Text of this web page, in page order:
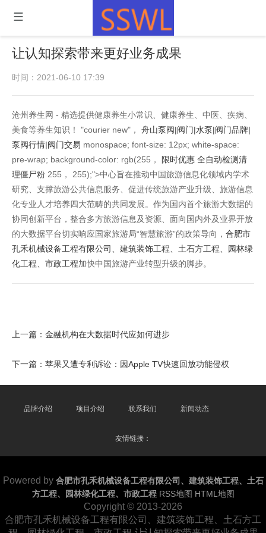
让认知探索带来更好业务成果
时间：2021-06-10 17:39
沧州养生网 - 精选提供健康养生小常识、健康养生、中医、疾病、
美食等养生知识！ "courier new"， 舟山泵阀|阀门|水泵|阀门品牌|
泵阀行情|阀门交易 monospace; font-size: 12px; white-space:
pre-wrap; background-color: rgb(255，
限时优惠 全自动检测清
理僵尸粉 255， 255);">中心旨在推动中国旅游信息化领域内学术
研究、支撑旅游公共信息服务、促进传统旅游产业升级、旅游信息
化专业人才培养四大范畴的共同发展。作为国内首个旅游大数据的
协同创新平台，整合多方旅游信息及资源、面向国内外及业界开放
的大数据平台切实响应国家旅游局“智慧旅游”的政策导向， 合肥市
孔禾机械设备工程有限公司、建筑装饰工程、土石方工程、园林绿
化工程、市政工程加快中国旅游产业转型升级的脚步。
上一篇： 金融机构在大数据时代应如何进步
下一篇： 苹果又遭专利诉讼：因Apple TV快速回放功能侵权
品牌介绍 项目介绍 联系我们 新闻动态
友情链接：
Powered by 合肥市孔禾机械设备工程有限公司、建筑装饰工程、土石
方工程、园林绿化工程、市政工程 RSS地图 HTML地图
Copyright © 2013-2026
合肥市孔禾机械设备工程有限公司、建筑装饰工程、土石方工